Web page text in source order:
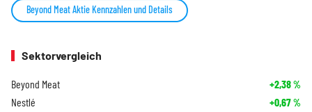
Beyond Meat Aktie Kennzahlen und Details
Sektorvergleich
Beyond Meat +2,38%
Nestlé +0,67%